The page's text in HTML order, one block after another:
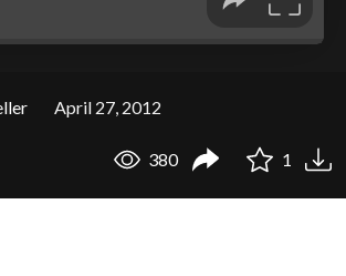
April 27, 2012
380 1